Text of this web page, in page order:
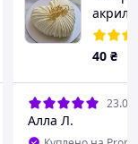
для
40 ₴
Алла Л.